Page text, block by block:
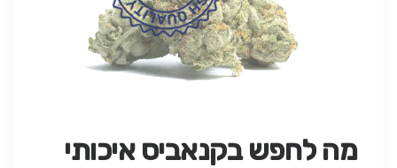
מה לחפש בקנאביס איכותי